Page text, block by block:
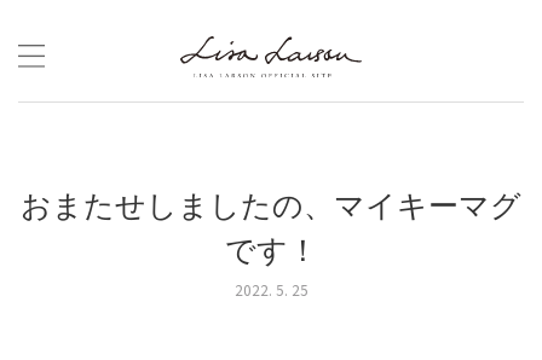
content
おまたせしましたの、マイキーマグ
です！
2022. 5. 25